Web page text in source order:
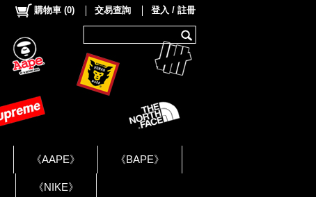
《AAPE》 《BAPE》
《NIKE》
購物車 (0) 交易查詢 登入 / 註冊